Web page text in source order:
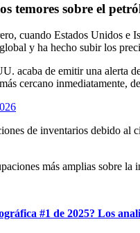
temores sobre el
cuando Estados Unidos
y ha hecho subir los
de emitir una alerta
cercano
de inventarios debido al
más amplias sobre
#1 de 2025? Los